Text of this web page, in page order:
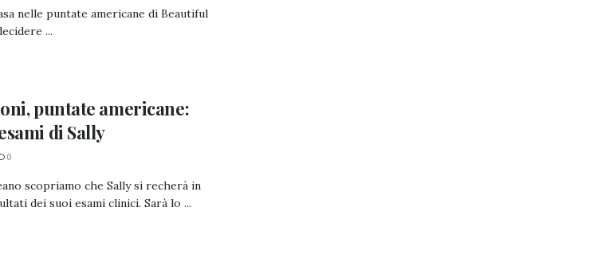
nelle puntate americane di Beautiful
...
puntate americane:
di Sally
0
scopriamo che Sally si recherà in
dei suoi esami clinici. Sarà lo ...